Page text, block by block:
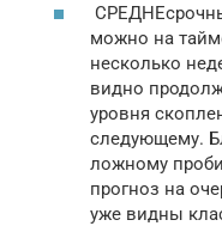
можно на
несколько
видно
уровня
следующему.
ложному
прогноз на
уже видны